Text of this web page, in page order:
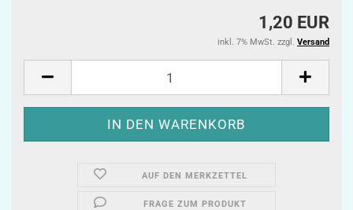
1,20 EUR
inkl. 7% MwSt. zzgl. Versand
AUF DEN MERKZETTEL
FRAGE ZUM PRODUKT